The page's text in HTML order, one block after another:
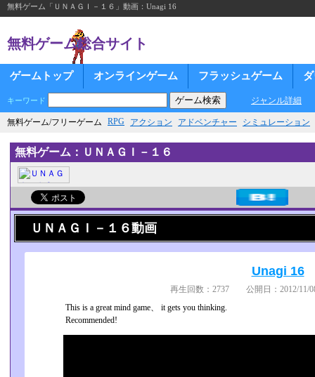
無料ゲーム「ＵＮＡＧＩ－１６」動画：Unagi 16
無料ゲーム総合サイト
ゲームトップ オンラインゲーム フラッシュゲーム
キーワード ジャンル詳細
無料ゲーム/フリーゲーム RPG アクション アドベンチャー シミュレーション
無料ゲーム：ＵＮＡＧＩ－１６
ＵＮＡＧＩ－１６動画
Unagi 16
再生回数：2737 公開日：2012/11/
This is a great mind game、 it gets you thinking.
Recommended!